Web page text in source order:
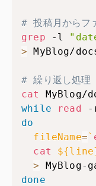
# 投稿月からフ
grep -l
> MyBlog/
# 繰り返し処理
cat
MyBlog/
while
read -
do
fileName=`
cat
> MyBlog-
done